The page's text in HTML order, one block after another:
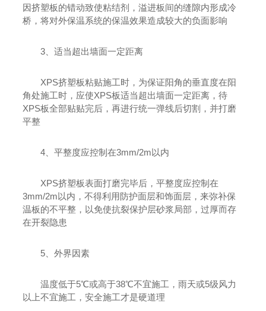
因挤塑板的错动致使粘结剂，溢进板间的缝隙内形成冷
桥，将对外保温系统的保温效果造成较大的负面影响
3、适当超出墙面一定距离
XPS挤塑板粘贴施工时，为保证阳角的垂直度在阳
角处施工时，应使XPS板适当超出墙面一定距离，待
XPS板全部贴贴完后，再进行统一弹线后切割，并打磨
平整
4、平整度应控制在3mm/2m以内
XPS挤塑板表面打磨完毕后，平整度应控制在
3mm/2m以内，不得利用防护面层和饰面层，来弥补保
温板的不平整，以免使抗裂保护层砂浆局部，过厚而存
在开裂隐患
5、外界因素
温度低于5℃或高于38℃不宜施工，雨天或5级风力
以上不宜施工，安全施工才是硬道理